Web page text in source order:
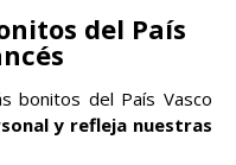
del País
bonitos del País Vasco
y refleja nuestras